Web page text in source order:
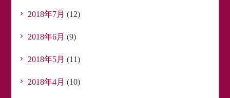
2018年7月 (12)
2018年6月 (9)
2018年5月 (11)
2018年4月 (10)